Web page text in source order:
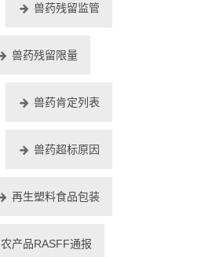
兽药残留监管
兽药残留限量
兽药肯定列表
兽药超标原因
再生塑料食品包装
农产品RASFF通报